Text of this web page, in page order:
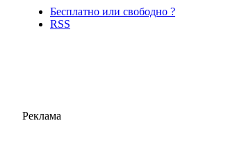
Бесплатно или свободно ?
RSS
Реклама